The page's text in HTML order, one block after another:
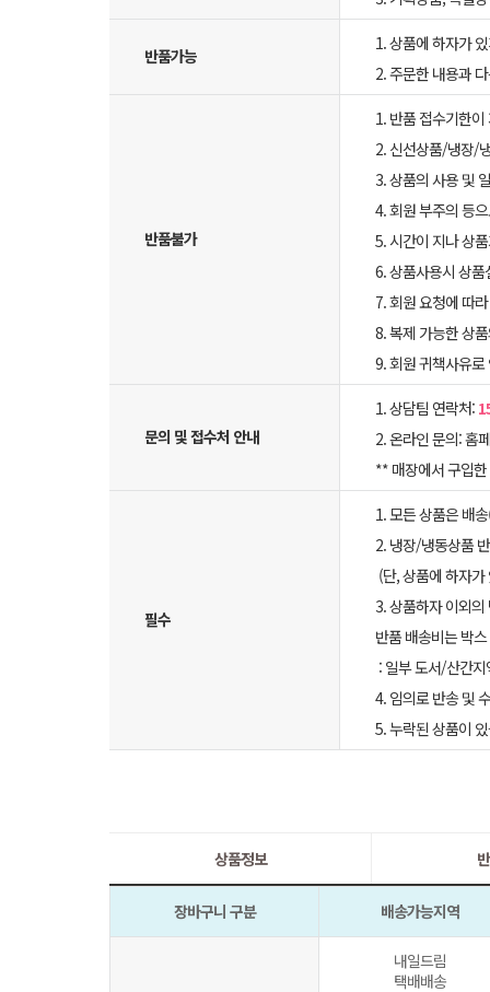
반품가능
1. 상품에 하자가
2. 주문한 내용과
반품불가
1. 반품 접수기한이
2. 신선상품/냉장/
3. 상품의 사용 및
4. 회원 부주의 등
5. 시간이 지나 상
6. 상품사용시 상
7. 회원 요청에 따
8. 복제 가능한 상
9. 회원 귀책사유
문의 및 접수처 안내
1. 상담팀 연락처:
2. 온라인 문의: 홈
** 매장에서 구입
필수
1. 모든 상품은 배
2. 냉장/냉동상품
(단, 상품에 하자
3. 상품하자 이외
반품 배송비는 박
: 일부 도서/산간
4. 임의로 반송 및
5. 누락된 상품이
상품정보
장바구니 구분 배송가능지역
내일드림
택배배송